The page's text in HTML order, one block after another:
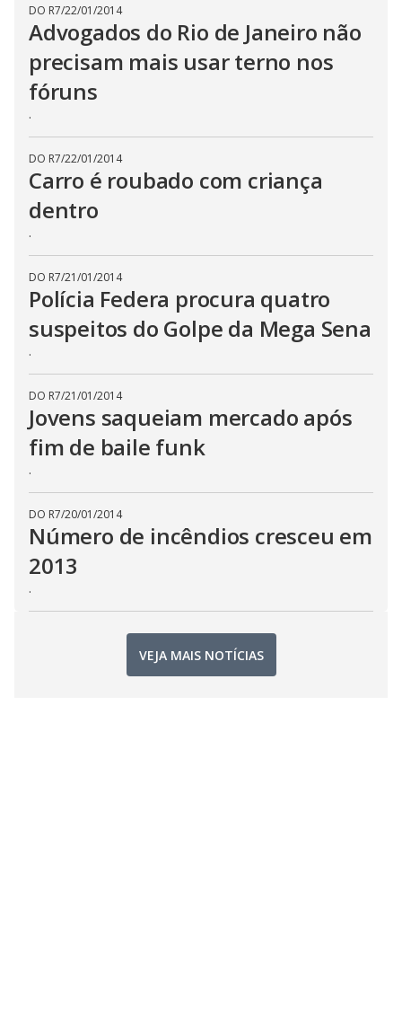
DO R7/22/01/2014
Advogados do Rio de Janeiro não
precisam mais usar terno nos
fóruns
.
DO R7/22/01/2014
Carro é roubado com criança
dentro
.
DO R7/21/01/2014
Polícia Federa procura quatro
suspeitos do Golpe da Mega Sena
.
DO R7/21/01/2014
Jovens saqueiam mercado após
fim de baile funk
.
DO R7/20/01/2014
Número de incêndios cresceu em
2013
.
VEJA MAIS NOTÍCIAS